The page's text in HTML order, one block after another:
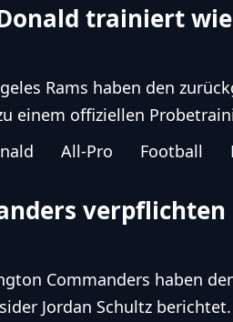
trainiert
Rams haben den
einem offiziellen
All-Pro Football
Commanders haben
Jordan Schultz